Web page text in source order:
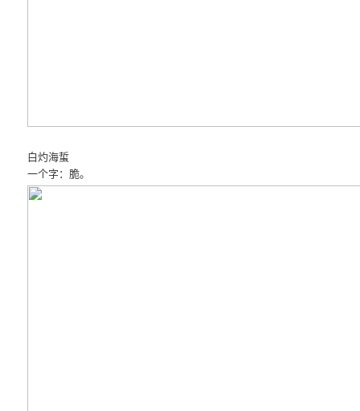
白灼海蜇
一个字：脆。